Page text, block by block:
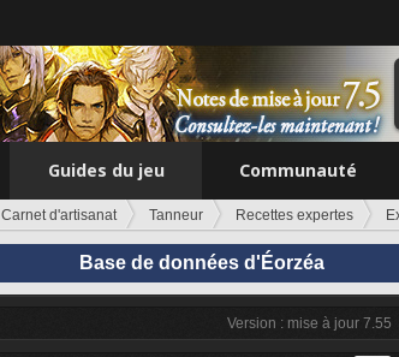
Guides du jeu Communauté
Carnet d'artisanat Tanneur Recettes expertes
Base de données d'Éorzéa
Version : mise à jour 7.55